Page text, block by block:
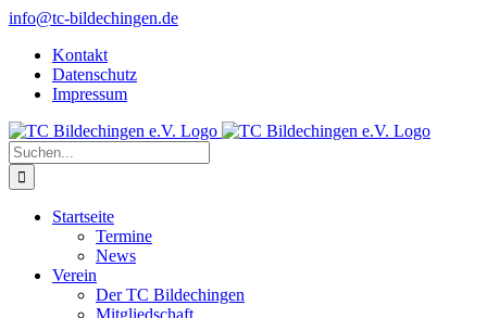
Zum
springen
info@tc-bildechingen.de
Kontakt
Datenschutz
Impressum
Suche
nach:
Startseite
Termine
News
Verein
Der TC Bildechingen
Mitgliedschaft